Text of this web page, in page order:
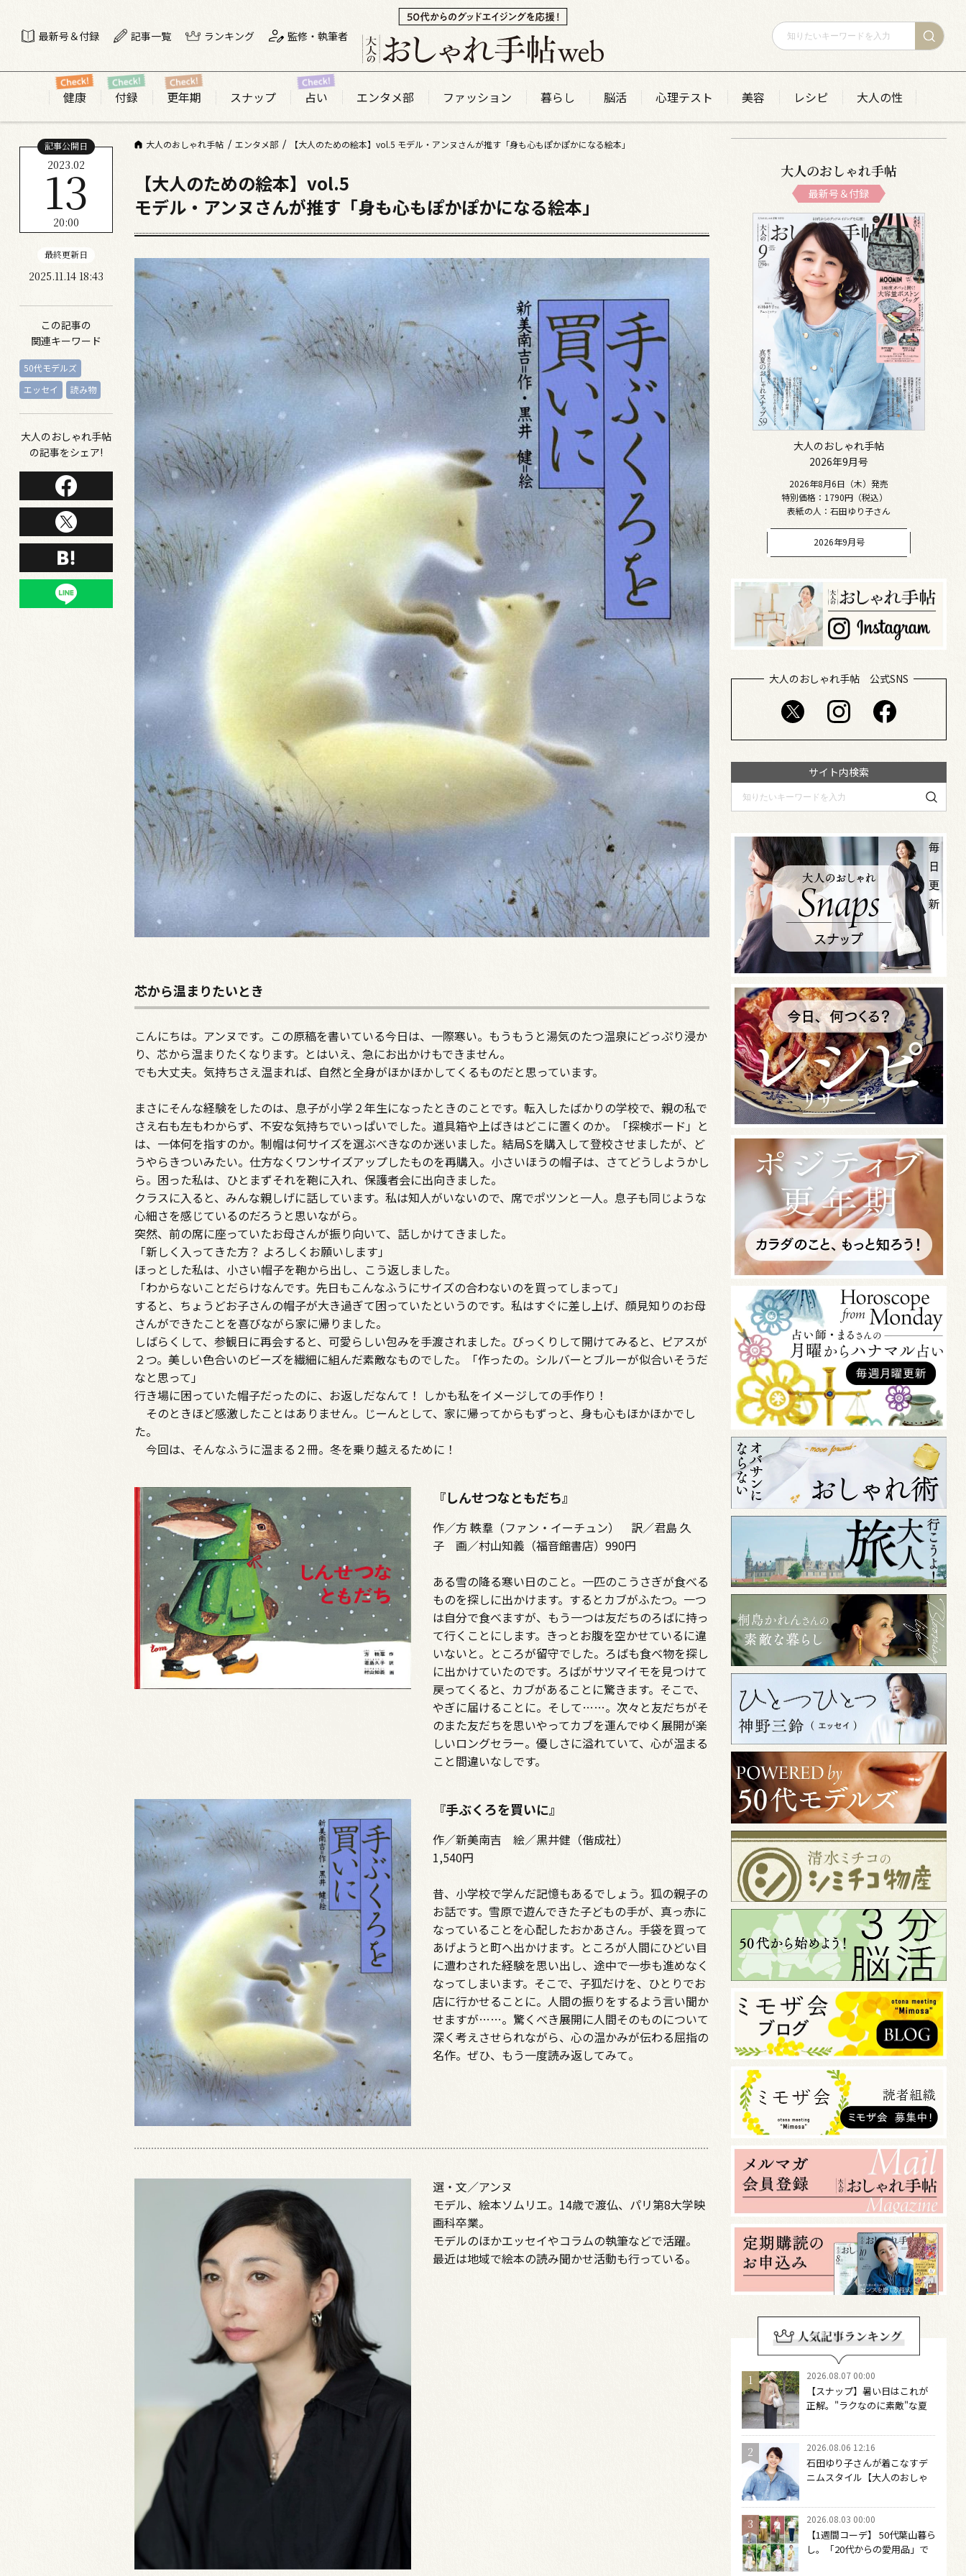
最新号＆付録 記事一覧 ランキング 監修・執筆者
健康 付録 更年期 スナップ 占い エンタメ部 ファッション 暮らし 脳活 心理テスト 美容 レシピ 大人の性
大人のおしゃれ手帖 エンタメ部 【大人のための絵本】vol.5 モデル・アンヌさんが推す「身も心もぽかぽかになる絵本」
記事公開日
2023.02
13
20:00
最終更新日
2025.11.14 18:43
この記事の
関連キーワード
50代モデルズ
エッセイ
読み物
大人のおしゃれ手帖
の記事をシェア!
【大人のための絵本】vol.5
モデル・アンヌさんが推す「身も心もぽかぽかになる絵本」
芯から温まりたいとき
こんにちは。アンヌです。この原稿を書いている今日は、一際寒い。もうもうと湯気のたつ温泉にどっぷり浸か
り、芯から温まりたくなります。とはいえ、急にお出かけもできません。
でも大丈夫。気持ちさえ温まれば、自然と全身がほかほかしてくるものだと思っています。
まさにそんな経験をしたのは、息子が小学２年生になったときのことです。転入したばかりの学校で、親の私で
さえ右も左もわからず、不安な気持ちでいっぱいでした。道具箱や上ばきはどこに置くのか。「探検ボード」と
は、一体何を指すのか。制帽は何サイズを選ぶべきなのか迷いました。結局Sを購入して登校させましたが、ど
うやらきついみたい。仕方なくワンサイズアップしたものを再購入。小さいほうの帽子は、さてどうしようかし
ら。困った私は、ひとまずそれを鞄に入れ、保護者会に出向きました。
クラスに入ると、みんな親しげに話しています。私は知人がいないので、席でポツンと一人。息子も同じような
心細さを感じているのだろうと思いながら。
突然、前の席に座っていたお母さんが振り向いて、話しかけてきました。
「新しく入ってきた方？ よろしくお願いします」
ほっとした私は、小さい帽子を鞄から出し、こう返しました。
「わからないことだらけなんです。先日もこんなふうにサイズの合わないのを買ってしまって」
すると、ちょうどお子さんの帽子が大き過ぎて困っていたというのです。私はすぐに差し上げ、顔見知りのお母
さんができたことを喜びながら家に帰りました。
しばらくして、参観日に再会すると、可愛らしい包みを手渡されました。びっくりして開けてみると、ピアスが
２つ。美しい色合いのビーズを繊細に組んだ素敵なものでした。「作ったの。シルバーとブルーが似合いそうだ
なと思って」
行き場に困っていた帽子だったのに、お返しだなんて！ しかも私をイメージしての手作り！
そのときほど感激したことはありません。じーんとして、家に帰ってからもずっと、身も心もほかほかでし
た。
今回は、そんなふうに温まる２冊。冬を乗り越えるために！
『しんせつなともだち』
作／方 軼羣（ファン・イーチュン） 訳／君島 久
子 画／村山知義（福音館書店）990円
ある雪の降る寒い日のこと。一匹のこうさぎが食べる
ものを探しに出かけます。するとカブがふたつ。一つ
は自分で食べますが、もう一つは友だちのろばに持っ
て行くことにします。きっとお腹を空かせているに違
いないと。ところが留守でした。ろばも食べ物を探し
に出かけていたのです。ろばがサツマイモを見つけて
戻ってくると、カブがあることに驚きます。そこで、
やぎに届けることに。そして……。次々と友だちがそ
のまた友だちを思いやってカブを運んでゆく展開が楽
しいロングセラー。優しさに溢れていて、心が温まる
こと間違いなしです。
『手ぶくろを買いに』
作／新美南吉 絵／黒井健（偕成社）
1,540円
昔、小学校で学んだ記憶もあるでしょう。狐の親子の
お話です。雪原で遊んできた子どもの手が、真っ赤に
なっていることを心配したおかあさん。手袋を買って
あげようと町へ出かけます。ところが人間にひどい目
に遭わされた経験を思い出し、途中で一歩も進めなく
なってしまいます。そこで、子狐だけを、ひとりでお
店に行かせることに。人間の振りをするよう言い聞か
せますが……。驚くべき展開に人間そのものについて
深く考えさせられながら、心の温かみが伝わる屈指の
名作。ぜひ、もう一度読み返してみて。
選・文／アンヌ
モデル、絵本ソムリエ。14歳で渡仏、パリ第8大学映
画科卒業。
モデルのほかエッセイやコラムの執筆などで活躍。
最近は地域で絵本の読み聞かせ活動も行っている。
大人のおしゃれ手帖
最新号＆付録
大人のおしゃれ手帖
2026年9月号
2026年8月6日（木）発売
特別価格：1790円（税込）
表紙の人：石田ゆり子さん
2026年9月号
大人のおしゃれ手帖 公式SNS
サイト内検索
2026.08.07 00:00
【スナップ】暑い日はこれが
正解。"ラクなのに素敵"な夏
2026.08.06 12:16
石田ゆり子さんが着こなすデ
ニムスタイル【大人のおしゃ
どファッションは自由になる
2026.08.03 00:00
【1週間コーデ】 50代葉山暮ら
し。「20代からの愛用品」で